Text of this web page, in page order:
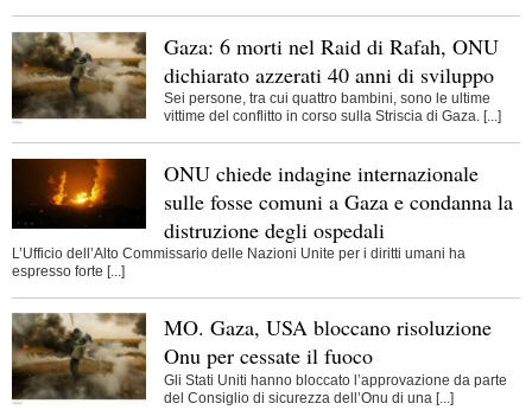
Gaza: 6 morti nel Raid di Rafah, ONU
dichiarato azzerati 40 anni di sviluppo
Sei persone, tra cui quattro bambini, sono le ultime
vittime del conflitto in corso sulla Striscia di Gaza. [...]
ONU chiede indagine internazionale
sulle fosse comuni a Gaza e condanna la
distruzione degli ospedali
L’Ufficio dell’Alto Commissario delle Nazioni Unite per i diritti umani ha
espresso forte [...]
MO. Gaza, USA bloccano risoluzione
Onu per cessate il fuoco
Gli Stati Uniti hanno bloccato l’approvazione da parte
del Consiglio di sicurezza dell’Onu di una [...]